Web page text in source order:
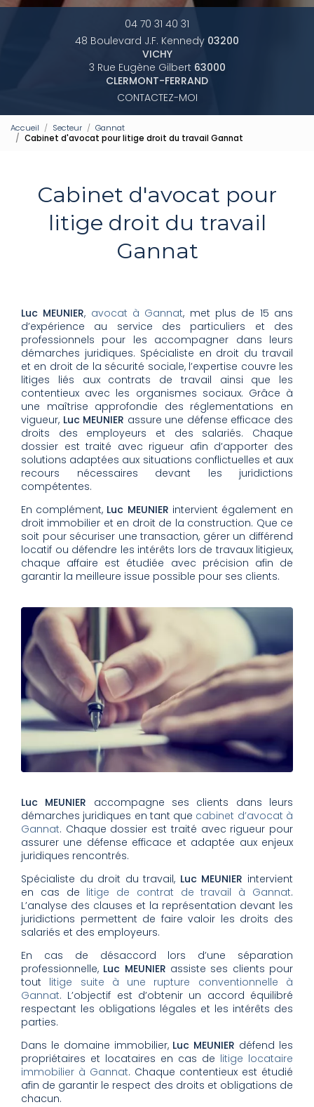
04 70 31 40 31
48 Boulevard J.F. Kennedy 03200
VICHY
3 Rue Eugène Gilbert 63000
CLERMONT-FERRAND
CONTACTEZ-MOI
Accueil Secteur
Gannat
Cabinet d'avocat pour litige droit du travail Gannat
Cabinet d'avocat pour
litige droit du travail
Gannat
Luc MEUNIER, avocat à Gannat, met plus de 15 ans
d’expérience au service des particuliers et des
professionnels pour les accompagner dans leurs
démarches juridiques. Spécialiste en droit du travail
et en droit de la sécurité sociale, l’expertise couvre les
litiges liés aux contrats de travail ainsi que les
contentieux avec les organismes sociaux. Grâce à
une maîtrise approfondie des réglementations en
vigueur, Luc MEUNIER assure une défense efficace des
droits des employeurs et des salariés. Chaque
dossier est traité avec rigueur afin d’apporter des
solutions adaptées aux situations conflictuelles et aux
recours nécessaires devant les juridictions
compétentes.
En complément, Luc MEUNIER intervient également en
droit immobilier et en droit de la construction. Que ce
soit pour sécuriser une transaction, gérer un différend
locatif ou défendre les intérêts lors de travaux litigieux,
chaque affaire est étudiée avec précision afin de
garantir la meilleure issue possible pour ses clients.
Luc MEUNIER accompagne ses clients dans leurs
démarches juridiques en tant que cabinet d’avocat à
Gannat. Chaque dossier est traité avec rigueur pour
assurer une défense efficace et adaptée aux enjeux
juridiques rencontrés.
Spécialiste du droit du travail, Luc MEUNIER intervient
en cas de litige de contrat de travail à Gannat.
L’analyse des clauses et la représentation devant les
juridictions permettent de faire valoir les droits des
salariés et des employeurs.
En cas de désaccord lors d’une séparation
professionnelle, Luc MEUNIER assiste ses clients pour
tout litige suite à une rupture conventionnelle à
Gannat. L’objectif est d’obtenir un accord équilibré
respectant les obligations légales et les intérêts des
parties.
Dans le domaine immobilier, Luc MEUNIER défend les
propriétaires et locataires en cas de litige locataire
immobilier à Gannat. Chaque contentieux est étudié
afin de garantir le respect des droits et obligations de
chacun.